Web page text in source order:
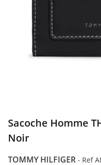
Sacoche Homme
Noir
TOMMY HILFIGER - Ref